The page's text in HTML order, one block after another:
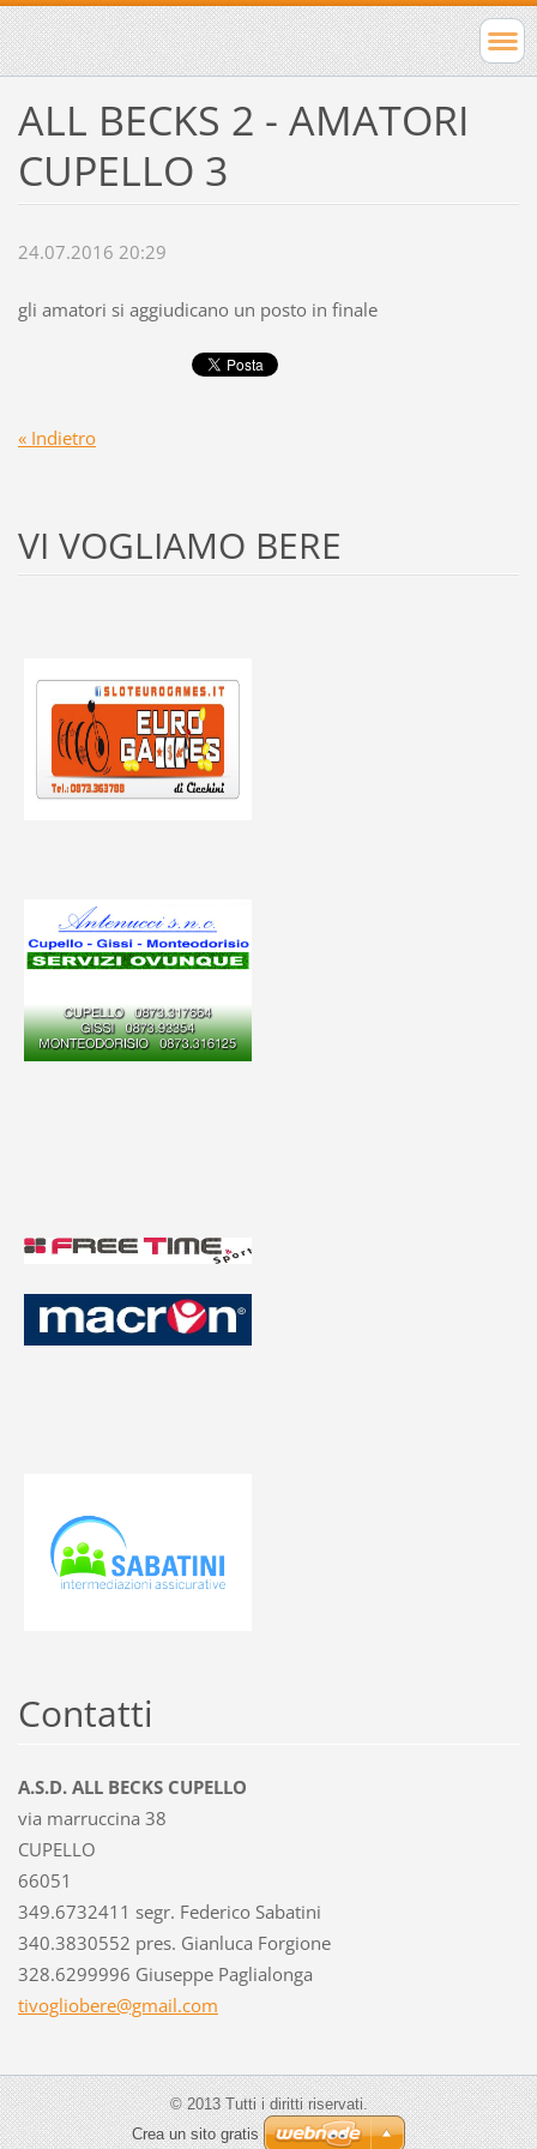
ALL BECKS 2 - AMATORI
CUPELLO 3
24.07.2016 20:29
gli amatori si aggiudicano un posto in finale
« Indietro
VI VOGLIAMO BERE
Contatti
A.S.D. ALL BECKS CUPELLO
via marruccina 38
CUPELLO
66051
349.6732411 segr. Federico Sabatini
340.3830552 pres. Gianluca Forgione
328.6299996 Giuseppe Paglialonga
tivogliobere@gmail.com
© 2013 Tutti i diritti riservati.
Crea un sito gratis